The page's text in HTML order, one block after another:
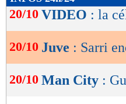
de
OK
20/10 VIDEO : la
20/10 Juve : Sarri
20/10 Man City :